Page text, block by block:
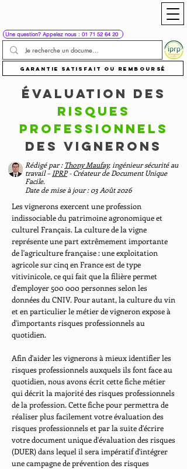
Garantie satisfait ou remboursé
Une question? Appelez nous : 01 71 52 64 20
Évaluation des
risques
professionnels
des Vignerons
Rédigé par : Thony Maufay, ingénieur sécurité au
travail – IPRP- Créateur de Document Unique
Facile.
Date de mise à jour : 03 Août 2026
Les vignerons exercent une profession
indissociable du patrimoine agronomique et
culturel Français. La culture de la vigne
représente une part extrêmement importante
de l'agriculture française : une exploitation
agricole sur cinq en France est de type
vitivinicole, ce qui fait que la filière permet
d'employer 500 000 personnes selon les
données du CNIV. Pour autant, la culture du vin
et en particulier le métier de vigneron expose à
d'importants risques professionnels au
quotidien.
Afin d'aider les vignerons à mieux identifier les
risques professionnels auxquels ils font face au
quotidien, nous avons écrit cette fiche métier
qui décrit la majorité des risques professionnels
de la profession. Cette fiche pour permettra de
réaliser plus facilement votre évaluation des
risques professionnels et par la suite d'écrire
votre document unique d'évaluation des risques
(DUER) dans lequel il sera impératif d'intégrer
une campagne de prévention des risques